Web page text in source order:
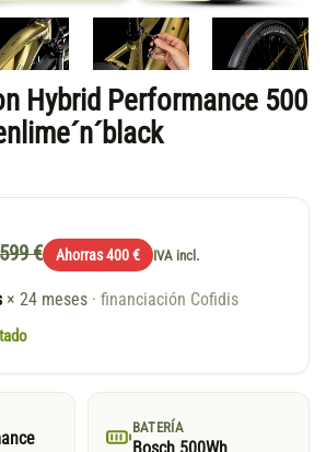
Hybrid Performance 500
€ Ahorras 400 € IVA incl.
× 24 meses · financiación Cofidis
BATERÍA